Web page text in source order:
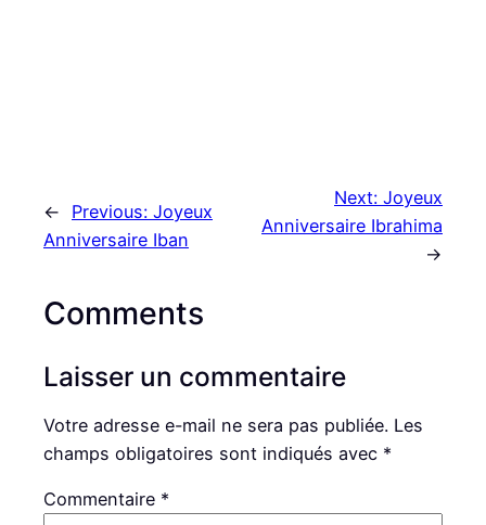
← Previous: Joyeux
Anniversaire Iban
Next: Joyeux
Anniversaire Ibrahima
→
Comments
Laisser un commentaire
Votre adresse e-mail ne sera pas publiée. Les
champs obligatoires sont indiqués avec *
Commentaire *